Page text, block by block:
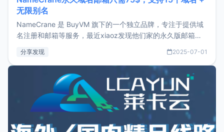
无限别名
NameCrane 是 BuyVM 旗下的一个独立品牌，专注于提供域
名注册和邮箱等服务，最近xiaoz发现他们家的永久版邮箱服
又实惠的域名邮箱，不妨尝试一下 NameCrane。注册
NameCraneNameCrane不支持直接注册，必须要购买
分享发现 2025-07-01